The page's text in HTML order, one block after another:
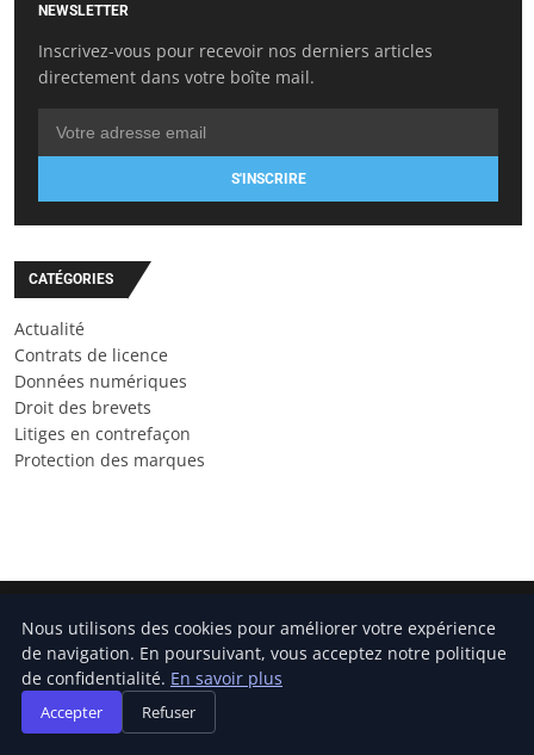
NEWSLETTER
Inscrivez-vous pour recevoir nos derniers articles
directement dans votre boîte mail.
S'INSCRIRE
CATÉGORIES
Actualité
Contrats de licence
Données numériques
Droit des brevets
Litiges en contrefaçon
Protection des marques
AVOCAT PROPRIETE INTELLECTUELLE
Blog d'actualités et d'informations
Nous utilisons des cookies pour améliorer votre expérience
de navigation. En poursuivant, vous acceptez notre politique
de confidentialité. En savoir plus
Accepter Refuser